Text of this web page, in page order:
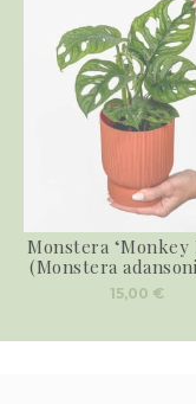
Monstera ‘Monkey
(Monstera
15,00 €